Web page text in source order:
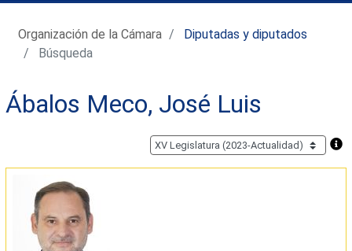
Organización de la Cámara
Diputadas y diputados
Búsqueda
Ábalos Meco, José Luis